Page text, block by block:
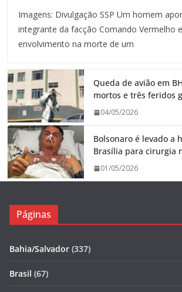
Imagens: Divulgação SSP Um homem
integrante da facção Comando Vermelho
envolvimento na morte de um
Queda de avião em
mortos e três feridos
04/05/2026
Bolsonaro é levado a
Brasília para cirurgia
01/05/2026
Páginas
Bahia/Salvador (337)
Brasil (67)